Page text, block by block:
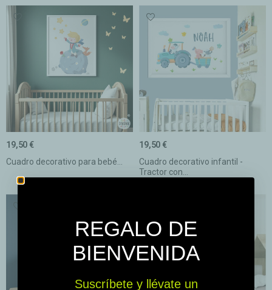
Cuadro decorativo para bebé...
19,50 €
Cuadro decorativo infantil -
Tractor con...
19,50 €
REGALO DE
BIENVENIDA
Suscríbete y llévate un